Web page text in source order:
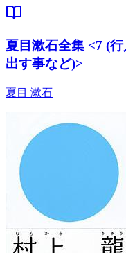
夏目漱石全集 <7 (
出す事など)>
夏目 漱石